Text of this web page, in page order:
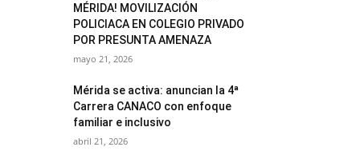
MÉRIDA! MOVILIZACIÓN
POLICIACA EN COLEGIO PRIVADO
POR PRESUNTA AMENAZA
mayo 21, 2026
Mérida se activa: anuncian la 4ª
Carrera CANACO con enfoque
familiar e inclusivo
abril 21, 2026